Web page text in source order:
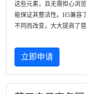
这些元素，且无需担心浏
能保证其整洁性。H5兼容
不同而改变，大大提高了营
立即申请